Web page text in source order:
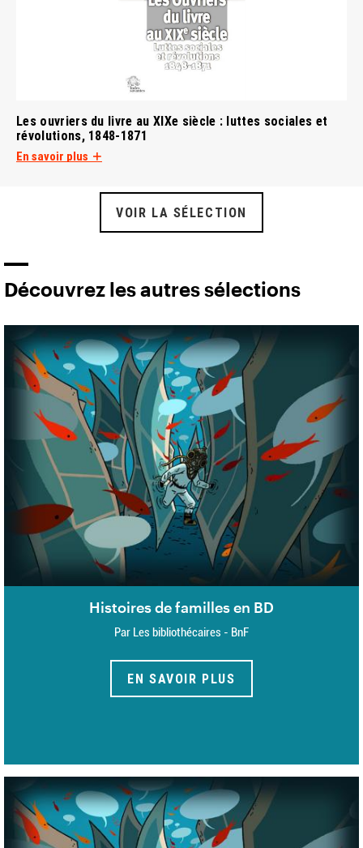
Les ouvriers du livre au XIXe siècle : luttes sociales et
révolutions, 1848-1871
En savoir plus
VOIR LA SÉLECTION
Découvrez les autres sélections
Histoires de familles en BD
Par Les bibliothécaires - BnF
EN SAVOIR PLUS